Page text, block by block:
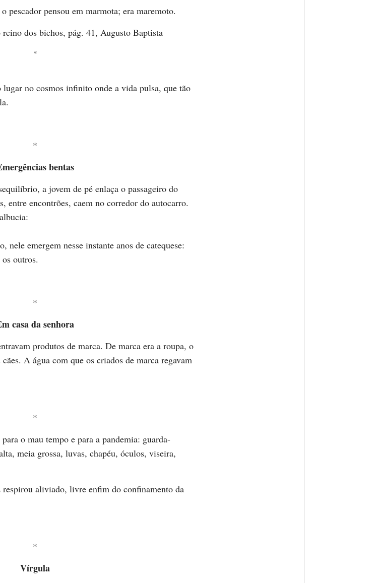
pescador pensou em marmota; era maremoto.
dos bichos, pág. 41, Augusto Baptista
*
no cosmos infinito onde a vida pulsa, que tão
*
bentas
a jovem de pé enlaça o passageiro do
entre encontrões, caem no corredor do autocarro.
nele emergem nesse instante anos de catequese:
outros.
*
casa da senhora
produtos de marca. De marca era a roupa, o
A água com que os criados de marca regavam
*
o mau tempo e para a pandemia: guarda-
meia grossa, luvas, chapéu, óculos, viseira,
respirou aliviado, livre enfim do confinamento da
*
Vírgula